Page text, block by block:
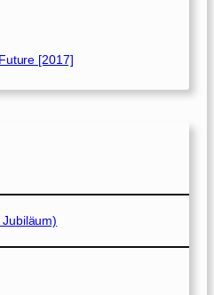
[2017]
Jubiläum)